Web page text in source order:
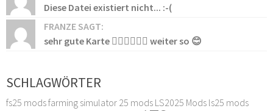
Diese Datei existiert nicht... :-(
FRANZE SAGT:
sehr gute Karte 👍🏻👍🏻👍🏻 weiter so 😊
SCHLAGWÖRTER
fs25 modsfarming simulator 25 mods LS2025 Mods ls25 mods